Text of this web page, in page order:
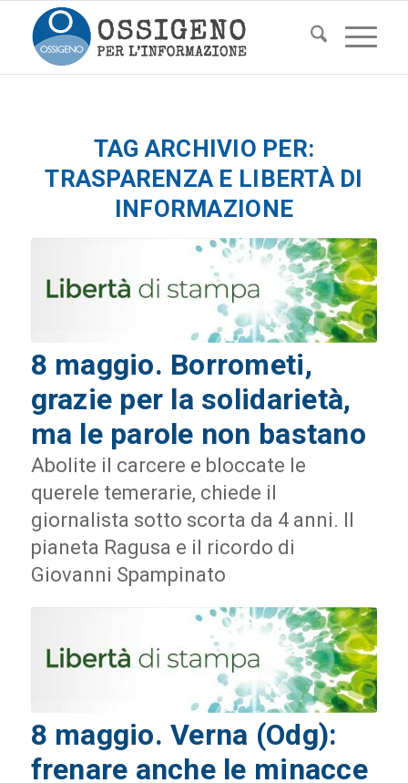
TAG ARCHIVIO PER:
TRASPARENZA E LIBERTÀ DI
INFORMAZIONE
8 maggio. Borrometi,
grazie per la solidarietà,
ma le parole non bastano
Abolite il carcere e bloccate le
querele temerarie, chiede il
giornalista sotto scorta da 4 anni. Il
pianeta Ragusa e il ricordo di
Giovanni Spampinato
8 maggio. Verna (Odg):
frenare anche le minacce